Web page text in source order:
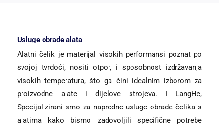
Usluge obrade alata
Alatni čelik je materijal visokih performansi poznat po
svojoj tvrdoći, nositi otpor, i sposobnost izdržavanja
visokih temperatura, što ga čini idealnim izborom za
proizvodne alate i dijelove strojeva. I LangHe,
Specijalizirani smo za napredne usluge obrade čelika s
alatima kako bismo zadovoljili specifične potrebe